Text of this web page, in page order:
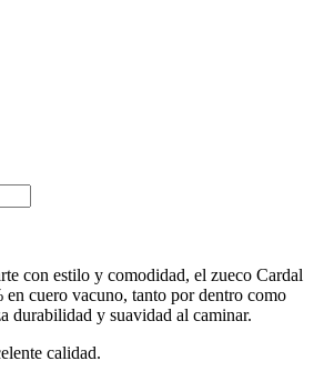
con estilo y comodidad, el zueco Cardal
en cuero vacuno, tanto por dentro como
durabilidad y suavidad al caminar.
calidad.